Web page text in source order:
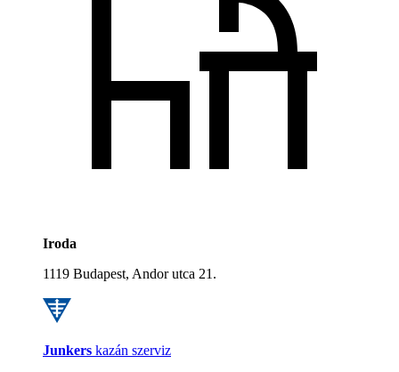
Iroda
1119 Budapest, Andor utca 21.
Junkers kazán szerviz